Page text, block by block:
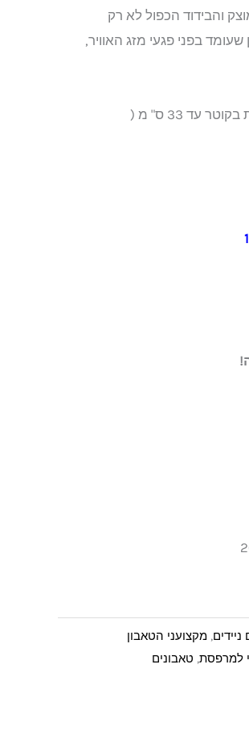
והבידוד הכפול לא רק
בפני פגעי מזג האוויר,
ניידים, מקצועני הטאבון
למרפסת, טאבונים